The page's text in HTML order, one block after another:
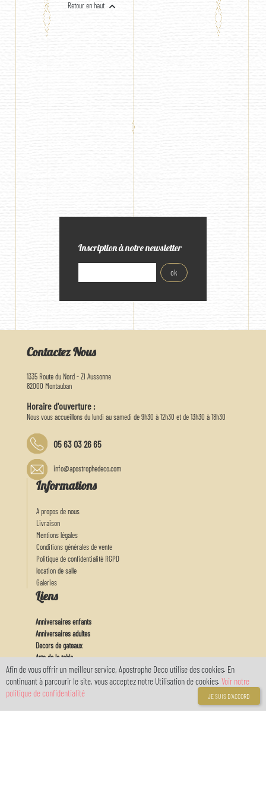
Retour en haut 
Inscription à notre newsletter
Contactez Nous
1335 Route du Nord - ZI Aussonne
82000 Montauban
Horaire d'ouverture :
Nous vous accueillons du lundi au samedi de 9h30 à 12h30 et de 13h30 à 18h30
05 63 03 26 65
info@apostrophedeco.com
Informations
A propos de nous
Livraison
Mentions légales
Conditions générales de vente
Politique de confidentialité RGPD
location de salle
Galeries
Liens
Anniversaires enfants
Anniversaires adultes
Decors de gateaux
Arts de la table
Actu
Feux d'artifices
Baby
Afin de vous offrir un meilleur service, Apostrophe Deco utilise des cookies. En
continuant à parcourir le site, vous acceptez notre Utilisation de cookies. Voir notre
politique de confidentialité
JE SUIS D'ACCORD